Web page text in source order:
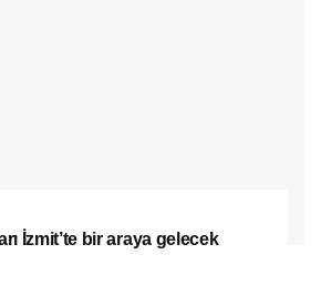
İzmit’te bir araya gelecek